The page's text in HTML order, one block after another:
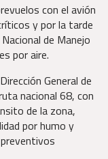
con el avión
y por la tarde
de Manejo
por aire.
General de
nacional 68, con
de la zona,
por humo y